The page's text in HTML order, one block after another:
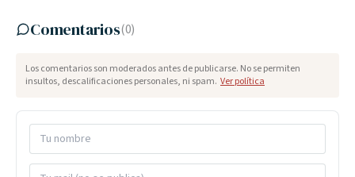
Comentarios(0)
Los comentarios son moderados antes de publicarse. No se permiten
insultos, descalificaciones personales, ni spam. Ver política